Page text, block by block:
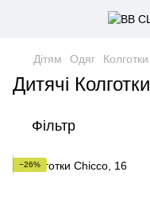
Дітям Одяг Колготки
Дитячі Колготки
Фільтр
−26%